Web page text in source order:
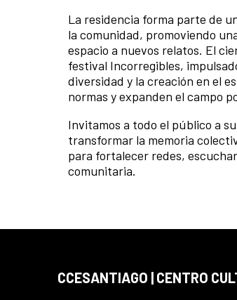
La residencia forma parte de
la comunidad, promoviendo
espacio a nuevos relatos. El
festival Incorregibles,
diversidad y la creación en el
normas y expanden el campo
Invitamos a todo el público a
transformar la memoria
para fortalecer redes,
comunitaria.
CCESANTIAGO | CENTRO